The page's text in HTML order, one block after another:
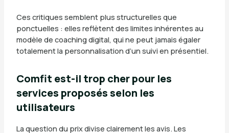
Ces critiques semblent plus structurelles que
ponctuelles : elles reflètent des limites inhérentes au
modèle de coaching digital, qui ne peut jamais égaler
totalement la personnalisation d’un suivi en présentiel.
Comfit est-il trop cher pour les
services proposés selon les
utilisateurs
La question du prix divise clairement les avis. Les